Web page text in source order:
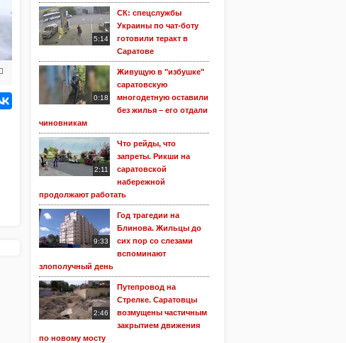
5:14
СК: спецслужбы
Украины по чат-боту
готовили теракт в
Саратове
0:18
Живущую в "избушке"
саратовскую
многодетную оставили
без жилья – его отдали
чиновникам
2:11
Что рейды, что
запреты. Рикши на
саратовской
набережной
продолжают работать
9:33
Год трагедии на
Блинова. Жильцы до
сих пор со слезами
вспоминают
злополучный день
2:46
Путепровод на
Стрелке. Саратовцы
возмущены частичным
закрытием движения
по новому мосту